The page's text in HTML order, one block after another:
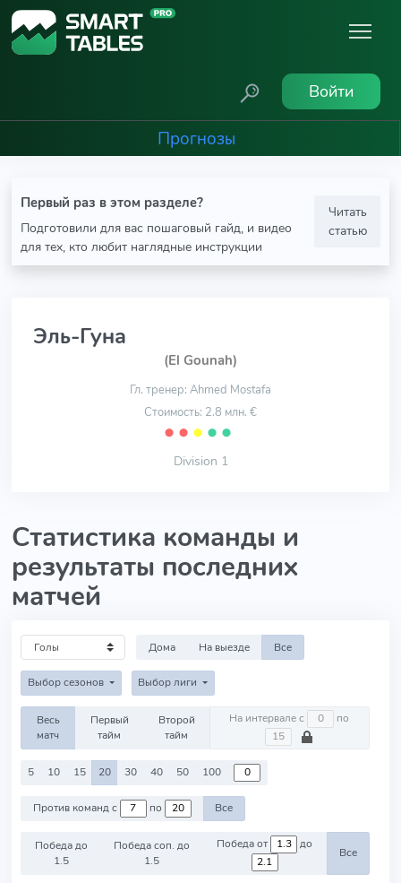
Войти
Прогнозы
Первый раз в этом разделе?
Подготовили для вас пошаговый гайд, и видео
для тех, кто любит наглядные инструкции
Читать
статью
Эль-Гуна
(El Gounah)
Гл. тренер: Ahmed Mostafa
Стоимость: 2.8 млн. €
⬤ ⬤ ⬤ ⬤ ⬤
Division 1
Статистика команды и
результаты последних
матчей
Дома На выезде Все
Выбор сезонов Выбор лиги
Весь
матч
Первый
тайм
Второй
тайм
На интервале с по
5 10 15 20 30 40 50 100
Против команд с по Все
Победа до
1.5
Победа соп. до
1.5
Победа от до
Все